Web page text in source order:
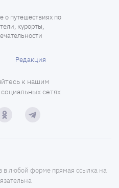
путешествиях по
курорты,
Редакция
к нашим
сетях
в любой форме прямая ссылка на